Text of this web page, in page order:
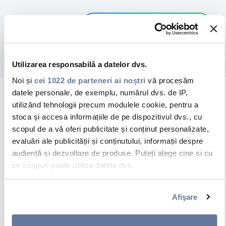
Utilizarea responsabilă a datelor dvs.
Noi și cei 1022 de parteneri ai noștri vă procesăm
datele personale, de exemplu, numărul dvs. de IP,
utilizând tehnologii precum modulele cookie, pentru a
stoca și accesa informațiile de pe dispozitivul dvs., cu
scopul de a vă oferi publicitate și conținut personalizate,
evaluări ale publicității și conținutului, informații despre
audiență și dezvoltare de produse. Puteți alege cine și cu
ce scopuri poate utiliza datele dvs.
Să colectăm informațiile cu privire la locația dvs.
geografică cu o exactitate de până la câțiva metri
Afişare
DESCARCĂ PDF-UL
Regulamentul Produselor
pentru Construcții
Sunteți deja familiarizați cu CPR? La
1 iulie 2017, CPR (Regulamentul
Produselor Pentru Construcții) a
devenit obligatoriu în întreaga UE.
Acest regulament definește normele